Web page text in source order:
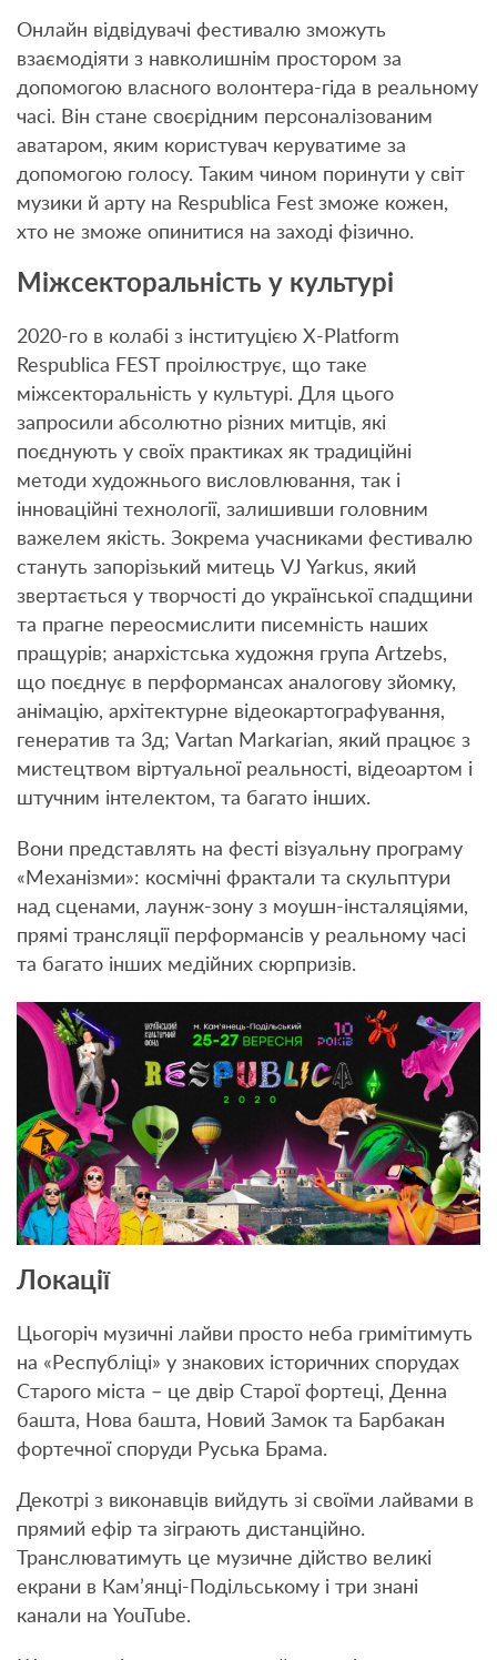
Онлайн відвідувачі фестивалю зможуть
взаємодіяти з навколишнім простором за
допомогою власного волонтера-гіда в реальному
часі. Він стане своєрідним персоналізованим
аватаром, яким користувач керуватиме за
допомогою голосу. Таким чином поринути у світ
музики й арту на Respublica Fest зможе кожен,
хто не зможе опинитися на заході фізично.
Міжсекторальність у культурі
2020-го в колабі з інституцією X-Platform
Respublica FEST проілюструє, що таке
міжсекторальність у культурі. Для цього
запросили абсолютно різних митців, які
поєднують у своїх практиках як традиційні
методи художнього висловлювання, так і
інноваційні технології, залишивши головним
важелем якість. Зокрема учасниками фестивалю
стануть запорізький митець VJ Yarkus, який
звертається у творчості до української спадщини
та прагне переосмислити писемність наших
пращурів; анархістська художня група Artzebs,
що поєднує в перформансах аналогову зйомку,
анімацію, архітектурне відеокартографування,
генератив та 3д; Vartan Markarian, який працює з
мистецтвом віртуальної реальності, відеоартом і
штучним інтелектом, та багато інших.
Вони представлять на фесті візуальну програму
«Механізми»: космічні фрактали та скульптури
над сценами, лаунж-зону з моушн-інсталяціями,
прямі трансляції перформансів у реальному часі
та багато інших медійних сюрпризів.
Локації
Цьогоріч музичні лайви просто неба гримітимуть
на «Республіці» у знакових історичних спорудах
Старого міста – це двір Старої фортеці, Денна
башта, Нова башта, Новий Замок та Барбакан
фортечної споруди Руська Брама.
Декотрі з виконавців вийдуть зі своїми лайвами в
прямий ефір та зіграють дистанційно.
Транслюватимуть це музичне дійство великі
екрани в Кам’янці-Подільському і три знані
канали на YouTube.